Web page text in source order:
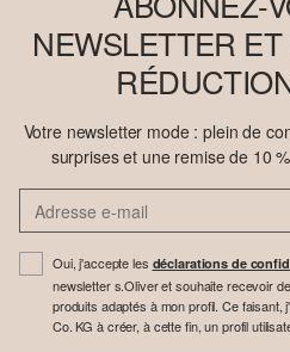
NEWSLETTER
Votre newsletter mode : plein de
surprises et une remise de 10
Oui, j'accepte les déclarations de
newsletter s.Oliver et souhaite recevoir
produits adaptés à mon profil. Ce
Co. KG à créer, à cette fin, un profil